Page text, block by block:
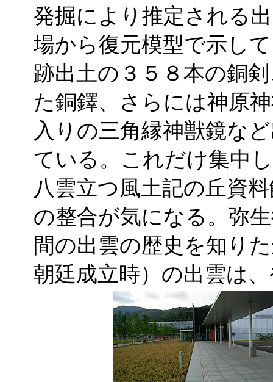
発掘により推定される
場から復元模型で示し
跡出土の３５８本の銅
た銅鐸、さらには神原
入りの三角縁神獣鏡な
ている。これだけ集中
八雲立つ風土記の丘資
の整合が気になる。弥
間の出雲の歴史を知り
朝廷成立時）の出雲は